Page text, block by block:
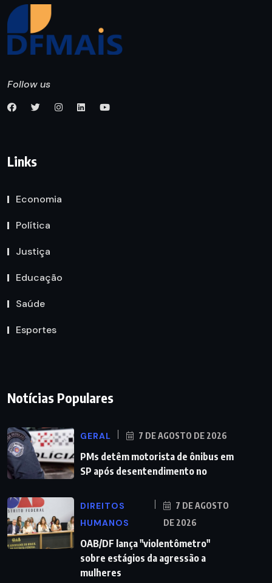
Follow us
Links
Economia
Política
Justiça
Educação
Saúde
Esportes
Notícias Populares
GERAL 7 DE AGOSTO DE 2026
PMs detêm motorista de ônibus em
SP após desentendimento no
DIREITOS
HUMANOS
7 DE AGOSTO
DE 2026
OAB/DF lança "violentômetro"
sobre estágios da agressão a
mulheres